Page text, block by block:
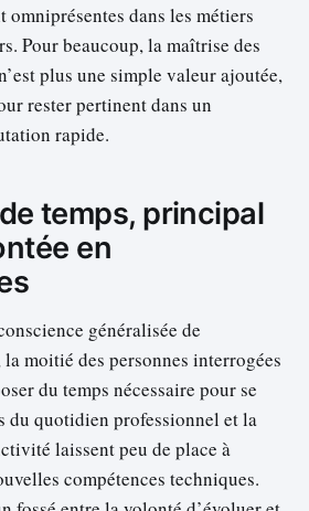
dans les métiers
Pour beaucoup, la maîtrise des
plus une simple valeur ajoutée,
rester pertinent dans un
rapide.
temps, principal
en
généralisée de
moitié des personnes interrogées
du temps nécessaire pour se
du quotidien professionnel et la
laissent peu de place à
compétences techniques.